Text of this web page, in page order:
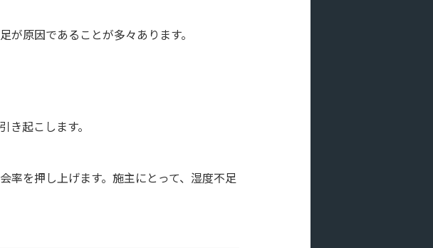
が原因であることが多々あります。
起こします。
率を押し上げます。施主にとって、湿度不足